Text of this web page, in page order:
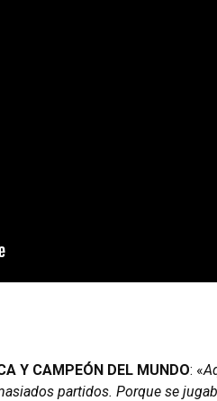
Y CAMPEÓN DEL MUNDO: «
partidos. Porque se